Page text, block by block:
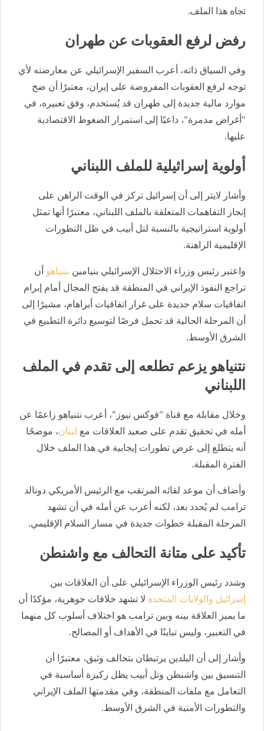
تجاه هذا الملف.
رفض لرفع العقوبات عن طهران
وفي السياق ذاته، أعرب السفير الإسرائيلي عن معارضته لأي
توجه لرفع العقوبات المفروضة على إيران، معتبرًا أن ضخ
موارد مالية جديدة إلى طهران قد يُستخدم، وفق تعبيره، في
"أغراض مدمرة"، داعيًا إلى استمرار الضغوط الاقتصادية
عليها.
أولوية إسرائيلية للملف اللبناني
وأشار لايتر إلى أن إسرائيل تركز في الوقت الراهن على
إنجاز التفاهمات المتعلقة بالملف اللبناني، معتبرًا أنها تمثل
أولوية استراتيجية بالنسبة لتل أبيب في ظل التطورات
الإقليمية الراهنة.
واعتبر رئيس وزراء الاحتلال الإسرائيلي بنيامين نتنياهو أن
تراجع النفوذ الإيراني في المنطقة قد يفتح المجال أمام إبرام
اتفاقيات سلام جديدة على غرار اتفاقيات أبراهام، مشيرًا إلى
أن المرحلة الحالية قد تحمل فرصًا لتوسيع دائرة التطبيع في
الشرق الأوسط.
نتنياهو يزعم تطلعه إلى تقدم في الملف
اللبناني
وخلال مقابلة مع قناة "فوكس نيوز"، أعرب نتنياهو زاعمًا عن
أمله في تحقيق تقدم على صعيد العلاقات مع لبنان، موضحًا
أنه يتطلع إلى عرض تطورات إيجابية في هذا الملف خلال
الفترة المقبلة.
وأضاف أن موعد لقائه المرتقب مع الرئيس الأمريكي دونالد
ترامب لم يُحدد بعد، لكنه أعرب عن أمله في أن تشهد
المرحلة المقبلة خطوات جديدة في مسار السلام الإقليمي.
تأكيد على متانة التحالف مع واشنطن
وشدد رئيس الوزراء الإسرائيلي على أن العلاقات بين
إسرائيل والولايات المتحدة لا تشهد خلافات جوهرية، مؤكدًا أن
ما يميز العلاقة بينه وبين ترامب هو اختلاف أسلوب كل منهما
في التعبير، وليس تباينًا في الأهداف أو المصالح.
وأشار إلى أن البلدين يرتبطان بتحالف وثيق، معتبرًا أن
التنسيق بين واشنطن وتل أبيب يظل ركيزة أساسية في
التعامل مع ملفات المنطقة، وفي مقدمتها الملف الإيراني
والتطورات الأمنية في الشرق الأوسط.